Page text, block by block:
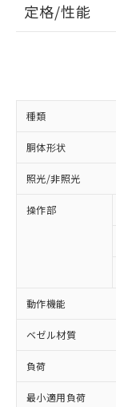
定格/性能
種類
胴体形状
照光/非照光
操作部
動作機能
ベゼル材質
負荷
最小適用負荷